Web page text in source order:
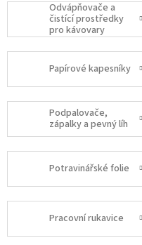
Odvápňovače a
čistící prostředky
pro kávovary
Papírové kapesníky
Podpalovače,
zápalky a pevný líh
Potravinářské folie
Pracovní rukavice